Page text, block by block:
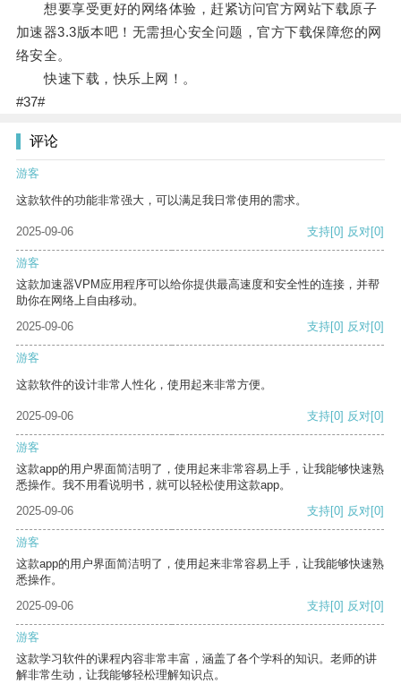
想要享受更好的网络体验，赶紧访问官方网站下载原子
加速器3.3版本吧！无需担心安全问题，官方下载保障您的网
络安全。
快速下载，快乐上网！。
#37#
评论
游客
这款软件的功能非常强大，可以满足我日常使用的需求。
2025-09-06 支持[0] 反对[0]
游客
这款加速器VPM应用程序可以给你提供最高速度和安全性的连接，并帮
助你在网络上自由移动。
2025-09-06
支持[0] 反对[0]
游客
这款软件的设计非常人性化，使用起来非常方便。
2025-09-06 支持[0] 反对[0]
游客
这款app的用户界面简洁明了，使用起来非常容易上手，让我能够快速熟
悉操作。我不用看说明书，就可以轻松使用这款app。
2025-09-06
支持[0] 反对[0]
游客
这款app的用户界面简洁明了，使用起来非常容易上手，让我能够快速熟
悉操作。
2025-09-06
支持[0] 反对[0]
游客
这款学习软件的课程内容非常丰富，涵盖了各个学科的知识。老师的讲
解非常生动，让我能够轻松理解知识点。